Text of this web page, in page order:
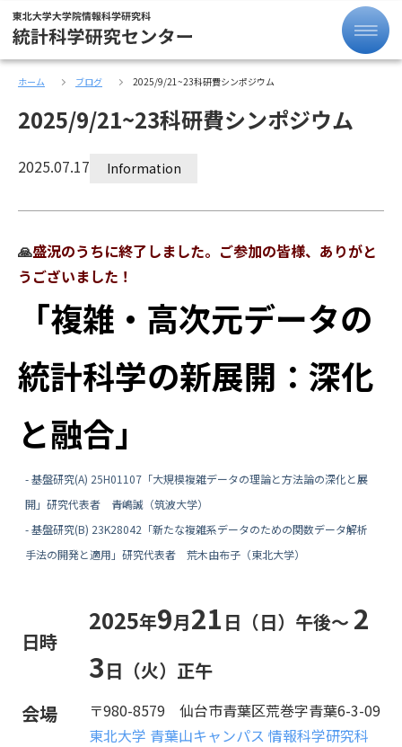
ホーム ブログ 2025/9/21~23科研費シンポジウム
2025/9/21~23科研費シンポジウム
2025.07.17 Information
🙏盛況のうちに終了しました。 ご参加の皆様、ありがと
うございました！
「複雑・高次元データの
統計科学の新展開：深化
と融合」
- 基盤研究(A) 25H01107「大規模複雑データの理論と方法論の深化と展
開」研究代表者 青嶋誠（筑波大学）
- 基盤研究(B) 23K28042「新たな複雑系データのための関数データ解析
手法の開発と適用」研究代表者 荒木由布子（東北大学）
日時
2025年9月21 日（日）午後～ 2
3日（火）正午
会場
〒980-8579 仙台市青葉区荒巻字青葉6-3-09
東北大学 青葉山キャンパス 情報科学研究科